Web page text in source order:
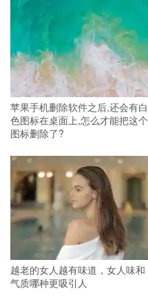
苹果手机删除软件之后,还会有白
色图标在桌面上,怎么才能把这个
图标删除了?
越老的女人越有味道，女人味和
气质哪种更吸引人